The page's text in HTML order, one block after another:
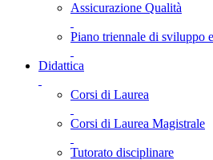
Assicurazione Qualità
Piano triennale di sviluppo
Didattica
Corsi di Laurea
Corsi di Laurea Magistrale
Tutorato disciplinare